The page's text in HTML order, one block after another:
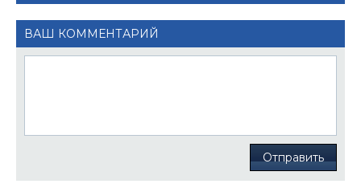
ВАШ КОММЕНТАРИЙ
Отправить